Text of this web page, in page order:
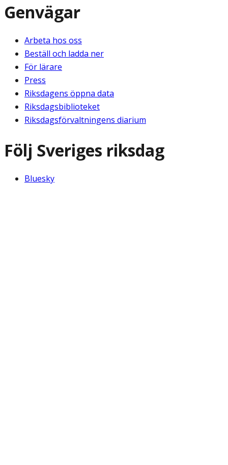
Genvägar
Arbeta hos oss
Beställ och ladda ner
För lärare
Press
Riksdagens öppna data
Riksdagsbiblioteket
Riksdagsförvaltningens diarium
Följ Sveriges riksdag
Bluesky